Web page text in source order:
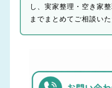
し、実家整理・空き家
までまとめてご相談いた